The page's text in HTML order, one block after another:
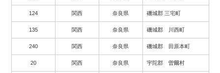
124 関西 奈良県 磯城郡 三宅町
135 関西 奈良県 磯城郡 川西町
240 関西 奈良県 磯城郡 田原本町
20 関西 奈良県 宇陀郡 曽爾村